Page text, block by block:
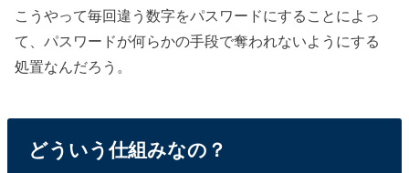
こうやって毎回違う数字をパスワードにすることによっ
て、パスワードが何らかの手段で奪われないようにする
処置なんだろう。
どういう仕組みなの？